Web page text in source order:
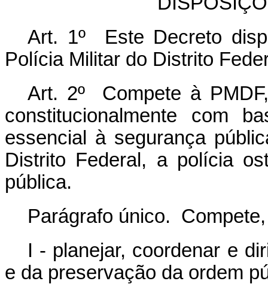
Art. 1º Este Decreto
Polícia Militar do Distrito
Art. 2º Compete à
constitucionalmente com
essencial à segurança
Distrito Federal, a polícia
pública.
Parágrafo único.
I - planejar, coordenar e
e da preservação da ordem